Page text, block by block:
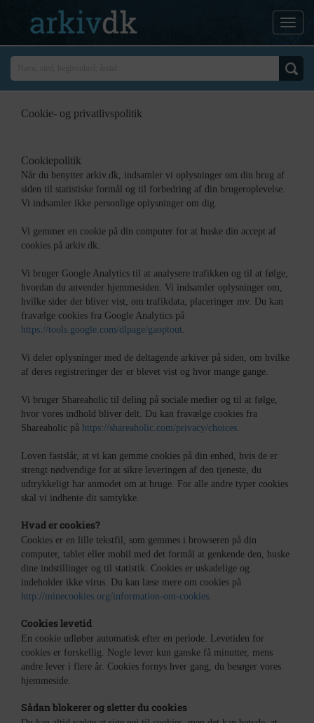
Cookie- og privatlivspolitik
Cookiepolitik
Når du benytter arkiv.dk, indsamler vi oplysninger om din brug af
siden til statistiske formål og til forbedring af din brugeroplevelse.
Vi indsamler ikke personlige oplysninger om dig.
Vi gemmer en cookie på din computer for at huske din accept af
cookies på arkiv.dk.
Vi bruger Google Analytics til at analysere trafikken og til at følge,
hvordan du anvender hjemmesiden. Vi indsamler oplysninger om,
hvilke sider der bliver vist, om trafikdata, placeringer mv. Du kan
fravælge cookies fra Google Analytics på
https://tools.google.com/dlpage/gaoptout.
Vi deler oplysninger med de deltagende arkiver på siden, om hvilke
af deres registreringer der er blevet vist og hvor mange gange.
Vi bruger Shareaholic til deling på sociale medier og til at følge,
hvor vores indhold bliver delt. Du kan fravælge cookies fra
Shareaholic på https://shareaholic.com/privacy/choices.
Loven fastslår, at vi kan gemme cookies på din enhed, hvis de er
strengt nødvendige for at sikre leveringen af den tjeneste, du
udtrykkeligt har anmodet om at bruge. For alle andre typer cookies
skal vi indhente dit samtykke.
Hvad er cookies?
Cookies er en lille tekstfil, som gemmes i browseren på din
computer, tablet eller mobil med det formål at genkende den, huske
dine indstillinger og til statistik. Cookies er uskadelige og
indeholder ikke virus. Du kan læse mere om cookies på
http://minecookies.org/information-om-cookies.
Cookies levetid
En cookie udløber automatisk efter en periode. Levetiden for
cookies er forskellig. Nogle lever kun ganske få minutter, mens
andre lever i flere år. Cookies fornys hver gang, du besøger vores
hjemmeside.
Sådan blokerer og sletter du cookies